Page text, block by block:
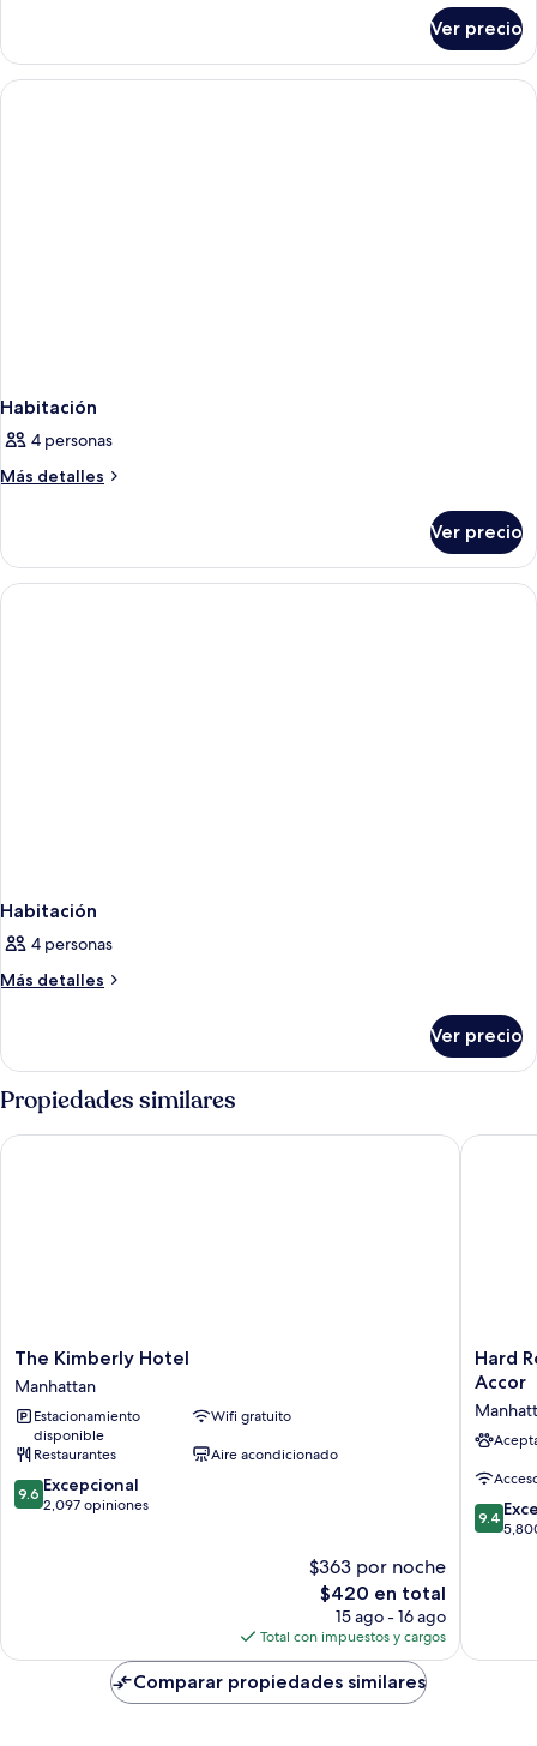
Ver precio
Habitación
4 personas
Más detalles
Más
Ver precio
Habitación
4 personas
Más detalles
Más
Ver precio
Propiedades similares
The
Kimberly
Hotel
Manhattan
The Kimberly Hotel
Manhattan
Estacionamiento
disponible
Wifi gratuito
Restaurantes
Aire acondicionado
9.6
de
9.6 Excepcional
2,097 opiniones
$363 por noche
El
precio
actual
es
de
$420
$420 en total
15 ago - 16 ago
Total con impuestos y cargos
The Kimberly Hotel
Hard
Rock
New
York
Partner
of
ALL
Hard
Accor
9.4
de
9.4
Hard
Comparar propiedades similares